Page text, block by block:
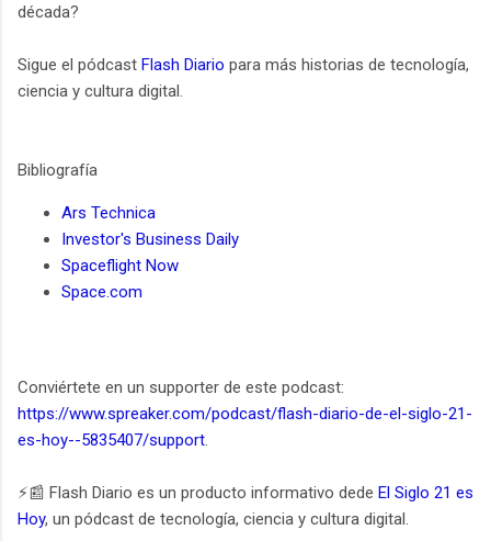
década?
Sigue el pódcast Flash Diario para más historias de tecnología,
ciencia y cultura digital.
Bibliografía
Ars Technica
Investor's Business Daily
Spaceflight Now
Space.com
Conviértete en un supporter de este podcast:
https://www.spreaker.com/podcast/flash-diario-de-el-siglo-21-
es-hoy--5835407/support.
⚡️📰 Flash Diario es un producto informativo dede El Siglo 21 es
Hoy, un pódcast de tecnología, ciencia y cultura digital.